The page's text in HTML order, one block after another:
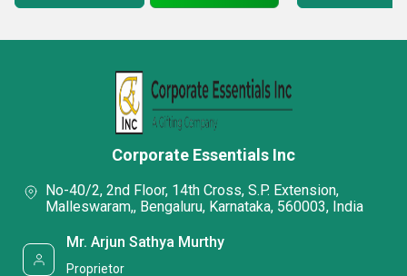
Corporate Essentials Inc
No-40/2, 2nd Floor, 14th Cross, S.P. Extension,
Malleswaram,, Bengaluru, Karnataka, 560003, India
Mr. Arjun Sathya Murthy
Proprietor